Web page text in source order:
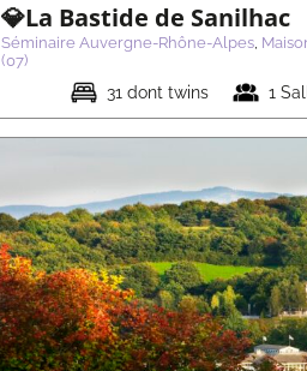
💎La Bastide de Sanilhac
Séminaire Auvergne-Rhône-Alpes,
(07)
31 dont twins 1
💎Hôtel Clos
Séminaire Auvergne-Rhône-Alpes
Savoie (74)